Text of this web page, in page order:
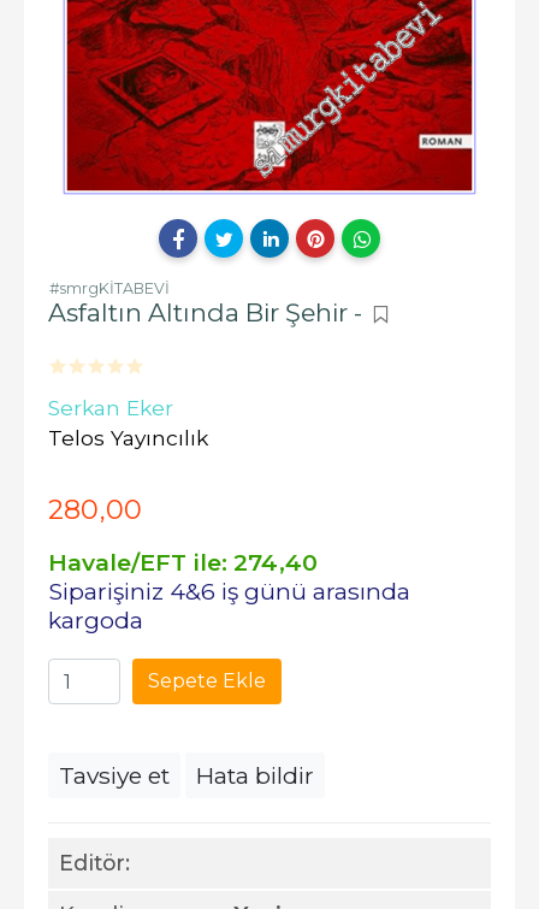
#smrgKİTABEVİ
Asfaltın Altında Bir Şehir -
Serkan Eker
Telos Yayıncılık
Editör:
280,00
Havale/EFT ile: 274,40
Siparişiniz 4&6 iş günü arasında
kargoda
Sepete Ekle
Tavsiye et Hata bildir